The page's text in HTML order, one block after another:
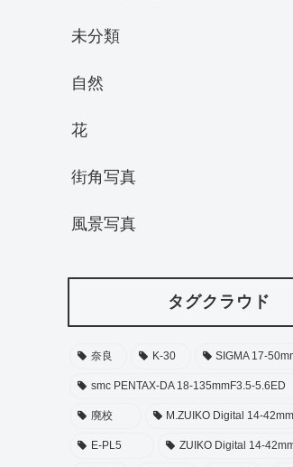
未分類
自然
花
街角写真
風景写真
タグクラウド
奈良 K-30 SIGMA 17-
smc PENTAX-DA 18-135mmF3.5-5.6ED
廃校 M.ZUIKO Digital 14-
E-PL5 ZUIKO Digital 14-